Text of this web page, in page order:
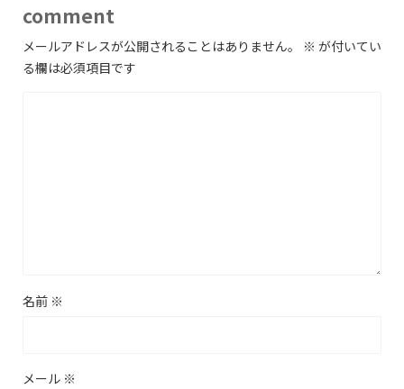
comment
メールアドレスが公開されることはありません。 ※ が付いてい
る欄は必須項目です
名前 ※
メール ※